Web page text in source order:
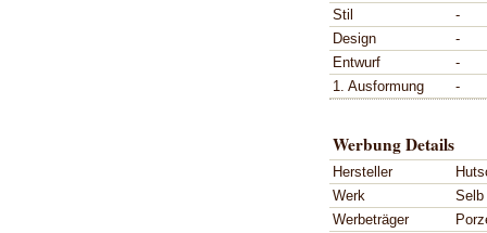
Stil
-
Design
-
Entwurf
-
1. Ausformung
-
Werbung Details
Hersteller
Werk
Selb
Werbeträger